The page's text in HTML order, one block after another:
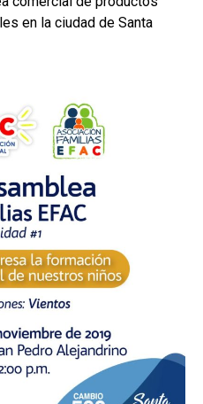
en la ciudad de Santa